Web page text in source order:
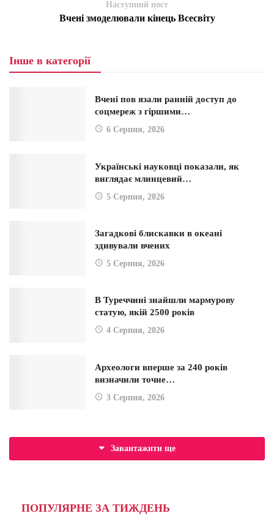
Наступний пост
Вчені змоделювали кінець Всесвіту
Інше в категорії
Вчені пов язали ранній доступ до
соцмереж з гіршими…
6 Серпня, 2026
Українські науковці показали, як
виглядає млинцевий…
5 Серпня, 2026
Загадкові блискавки в океані
здивували вчених
5 Серпня, 2026
В Туреччині знайшли мармурову
статую, якій 2500 років
4 Серпня, 2026
Археологи вперше за 240 років
визначили точне…
3 Серпня, 2026
Завантажити ще
ПОПУЛЯРНЕ ЗА ТИЖДЕНЬ